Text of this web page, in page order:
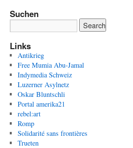
Suchen
Links
Antikrieg
Free Mumia Abu-Jamal
Indymedia Schweiz
Luzerner Asylnetz
Oskar Bluntschli
Portal amerika21
rebel:art
Romp
Solidarité sans frontières
Trueten